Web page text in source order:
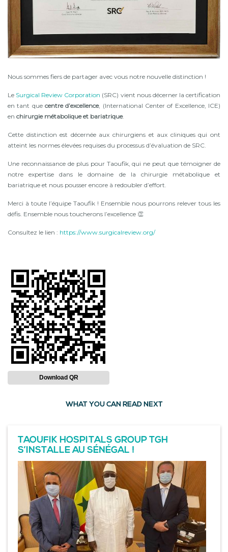
Nous sommes fiers de partager avec vous notre nouvelle distinction !
Le Surgical Review Corporation (SRC) vient nous décerner la certification
en tant quecentre d’excellence, (International Center of Excellence, ICE)
en chirurgie métabolique et bariatrique.
Cette distinction est décernée aux chirurgiens et aux cliniques qui ont
atteint les normes élevées requises du processus d’évaluation de SRC.
Une reconnaissance de plus pour Taoufik, qui ne peut que témoigner de
notre expertise dans le domaine de la chirurgie métabolique et
bariatrique et nous pousser encore à redoubler d’effort.
Merci à toute l’équipe Taoufik ! Ensemble nous pourrons relever tous les
défis. Ensemble nous toucherons l’excellence 👏
Consultez le lien : https://www.surgicalreview.org/
Download QR
WHAT YOU CAN READ NEXT
TAOUFIK HOSPITALS GROUP TGH
S’INSTALLE AU SÉNÉGAL !